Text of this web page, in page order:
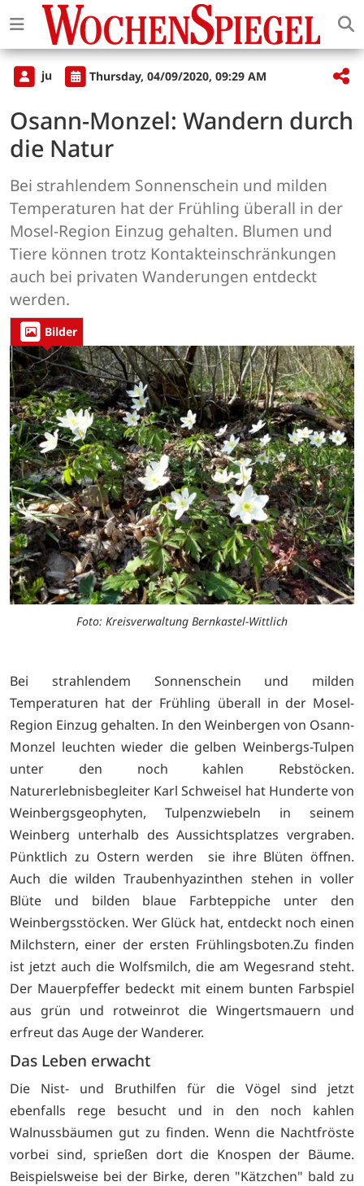
ju Thursday, 04/09/2020, 09:29 AM
Osann-Monzel: Wandern durch
die Natur
Bei strahlendem Sonnenschein und milden
Temperaturen hat der Frühling überall in der
Mosel-Region Einzug gehalten. Blumen und
Tiere können trotz Kontakteinschränkungen
auch bei privaten Wanderungen entdeckt
werden.
Bilder
Foto: Kreisverwaltung Bernkastel-Wittlich
Bei strahlendem Sonnenschein und milden
Temperaturen hat der Frühling überall in der Mosel-
Region Einzug gehalten. In den Weinbergen von Osann-
Monzel leuchten wieder die gelben Weinbergs-Tulpen
unter den noch kahlen Rebstöcken.
Naturerlebnisbegleiter Karl Schweisel hat Hunderte von
Weinbergsgeophyten, Tulpenzwiebeln in seinem
Weinberg unterhalb des Aussichtsplatzes vergraben.
Pünktlich zu Ostern werden sie ihre Blüten öffnen.
Auch die wilden Traubenhyazinthen stehen in voller
Blüte und bilden blaue Farbteppiche unter den
Weinbergsstöcken. Wer Glück hat, entdeckt noch einen
Milchstern, einer der ersten Frühlingsboten.Zu finden
ist jetzt auch die Wolfsmilch, die am Wegesrand steht.
Der Mauerpfeffer bedeckt mit einem bunten Farbspiel
aus grün und rotweinrot die Wingertsmauern und
erfreut das Auge der Wanderer.
Das Leben erwacht
Die Nist- und Bruthilfen für die Vögel sind jetzt
ebenfalls rege besucht und in den noch kahlen
Walnussbäumen gut zu finden. Wenn die Nachtfröste
vorbei sind, sprießen dort die Knospen der Bäume.
Beispielsweise bei der Birke, deren "Kätzchen" bald zu